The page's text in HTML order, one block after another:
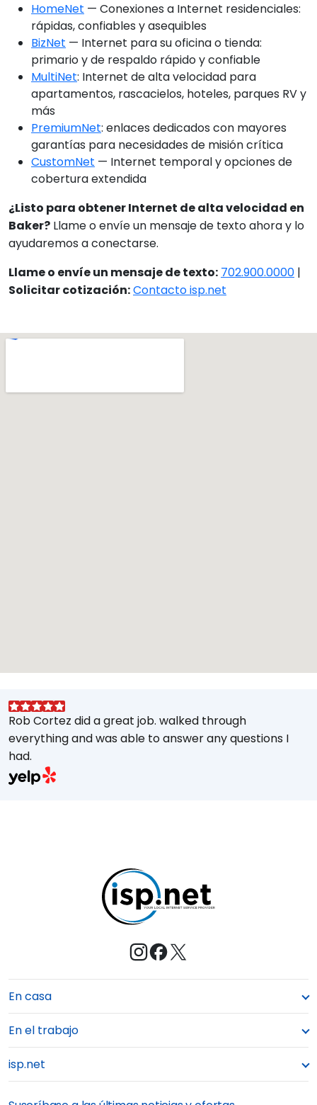
HomeNet — Conexiones a Internet residenciales:
rápidas, confiables y asequibles
BizNet — Internet para su oficina o tienda:
primario y de respaldo rápido y confiable
MultiNet: Internet de alta velocidad para
apartamentos, rascacielos, hoteles, parques RV y
más
PremiumNet: enlaces dedicados con mayores
garantías para necesidades de misión crítica
CustomNet — Internet temporal y opciones de
cobertura extendida
¿Listo para obtener Internet de alta velocidad en
Baker? Llame o envíe un mensaje de texto ahora y lo
ayudaremos a conectarse.
Llame o envíe un mensaje de texto: 702.900.0000 |
Solicitar cotización:Contacto isp.net
Rob Cortez did a great job. walked through
everything and was able to answer any questions I
had.
En casa
En el trabajo
isp.net